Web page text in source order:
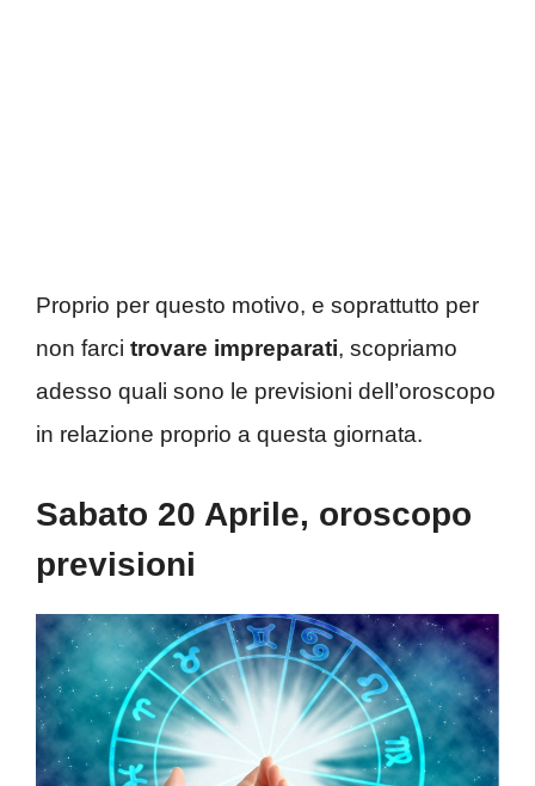
Proprio per questo motivo, e soprattutto per
non farci trovare impreparati, scopriamo
adesso quali sono le previsioni dell’oroscopo
in relazione proprio a questa giornata.
Sabato 20 Aprile, oroscopo
previsioni